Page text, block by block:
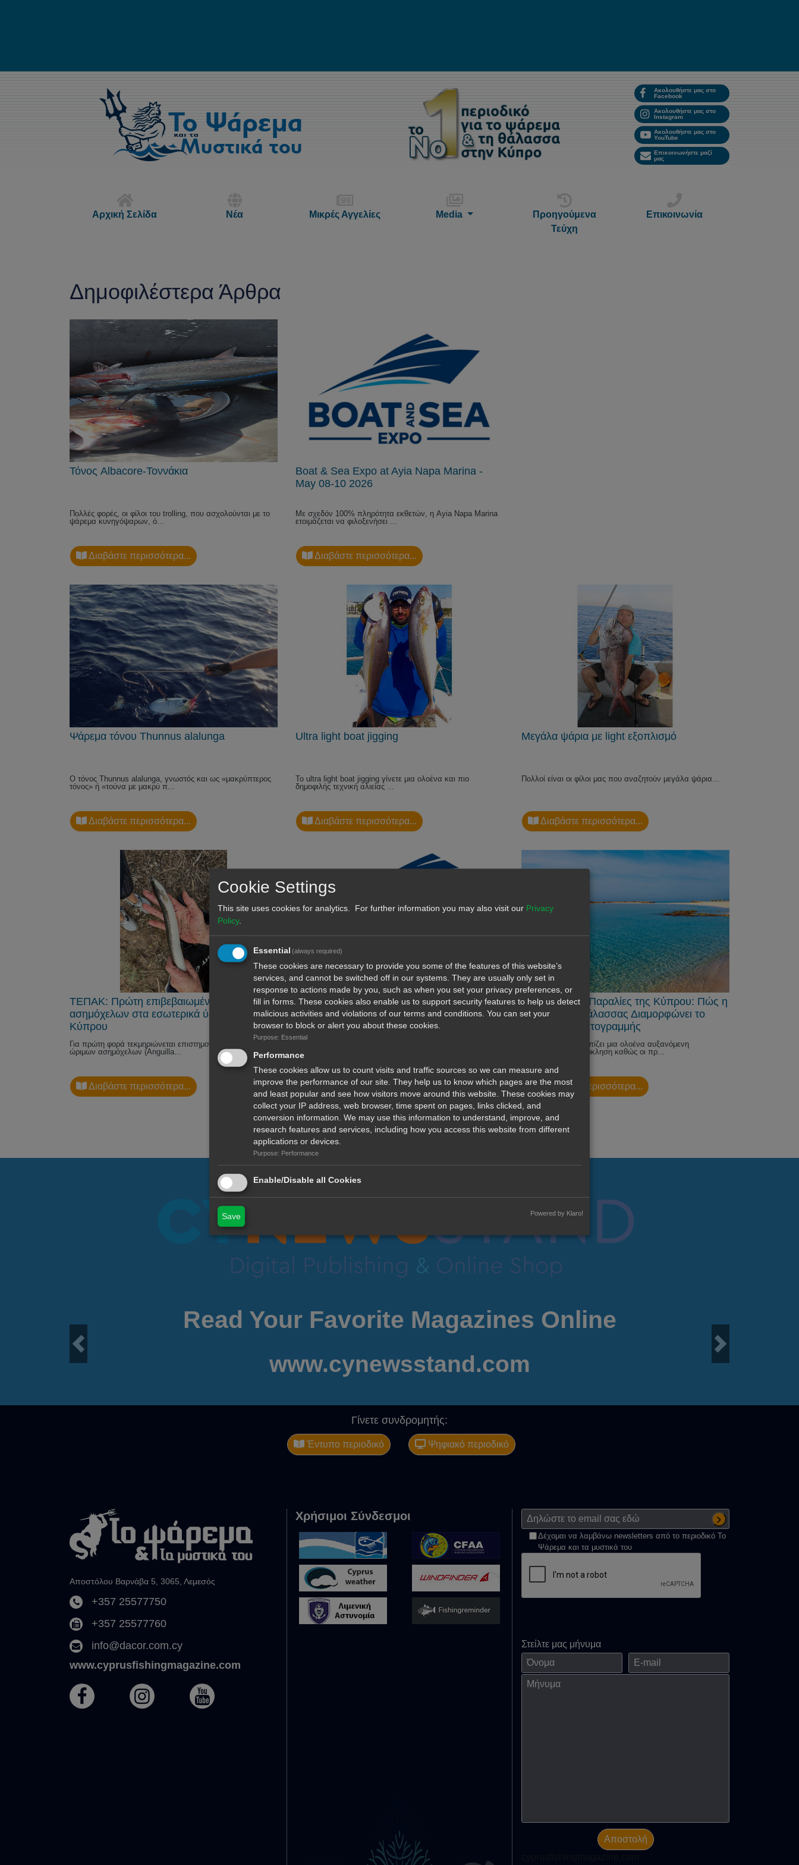
Ακολουθήστε μας στο
Facebook
Ακολουθήστε μας στο
Instagram
Ακολουθήστε μας στο
YouTube
Επικοινωνήστε μαζί
μας
Αρχική Σελίδα Νέα Μικρές Αγγελίες Media
Προηγούμενα
Τεύχη
Επικοινωνία
Δημοφιλέστερα Άρθρα
Τόνος Albacore-Τοννάκια
Πολλές φορές, οι φίλοι του trolling, που ασχολούνται με το
ψάρεμα κυνηγόψαρων, ό...
Διαβάστε περισσότερα...
Boat & Sea Expo at Ayia Napa Marina -
May 08-10 2026
Με σχεδόν 100% πληρότητα εκθετών, η Ayia Napa Marina
ετοιμάζεται να φιλοξενήσει ...
Διαβάστε περισσότερα...
Ψάρεμα τόνου Thunnus alalunga
Ο τόνος Thunnus alalunga, γνωστός και ως «μακρύπτερος
τόνος» ή «τούνα με μακρύ π...
Διαβάστε περισσότερα...
Ultra light boat jigging
Το ultra light boat jigging γίνετε μια ολοένα και πιο
δημοφιλής τεχνική αλιείας ...
Διαβάστε περισσότερα...
Μεγάλα ψάρια με light εξοπλισμό
Πολλοί είναι οι φίλοι μας που αναζητούν μεγάλα ψάρια...
Διαβάστε περισσότερα...
ΤΕΠΑΚ: Πρώτη επιβεβαιωμένη καταγραφή
ασημόχελων στα εσωτερικά ύδατα της
Κύπρου
Για πρώτη φορά τεκμηριώνεται επιστημονικά η παρουσία
ώριμων ασημόχελων (Anguilla...
Διαβάστε περισσότερα...
Boat & Sea Expo – Μαρίνα Αγίας Νάπας /
8-10 Μαΐου 2026
έκθεση αφιερωμένη σε σκάφη, ...
Διαβάστε περισσότερα...
Η Απειλή στις Παραλίες της Κύπρου: Πώς η
Άνοδος της Θάλασσας Διαμορφώνει το
Μέλλον της Ακτογραμμής
Η Κύπρος αντιμετωπίζει μια ολοένα αυξανόμενη
περιβαλλοντική πρόκληση καθώς οι πρ...
Διαβάστε περισσότερα...
«Previous
1 2 3 4 5 6 ... 24 »Next
Read Your Favorite Magazines Online
www.cynewsstand.com
Γίνετε συνδρομητής:
Έντυπο περιοδικό Ψηφιακό περιοδικό
Αποστόλου Βαρνάβα 5, 3065, Λεμεσός
+357 25577750
+357 25577760
info@dacor.com.cy
www.cyprusfishingmagazine.com
Χρήσιμοι Σύνδεσμοι
Δέχομαι να λαμβάνω newsletters από το περιοδικό Το
Ψάρεμα και τα μυστικά του
Στείλτε μας μήνυμα
Όνομα
E-mail
Μήνημα
Αποστολή
Cookie Settings
This site uses cookies for analytics. For further information you may also visit our Privacy
Policy.
Essential (always required)
These cookies are necessary to provide you some of the features of this website’s
services, and cannot be switched off in our systems. They are usually only set in
response to actions made by you, such as when you set your privacy preferences, or
fill in forms. These cookies also enable us to support security features to help us detect
malicious activities and violations of our terms and conditions. You can set your
browser to block or alert you about these cookies.
Purpose: Essential
Performance
These cookies allow us to count visits and traffic sources so we can measure and
improve the performance of our site. They help us to know which pages are the most
and least popular and see how visitors move around this website. These cookies may
collect your IP address, web browser, time spent on pages, links clicked, and
conversion information. We may use this information to understand, improve, and
research features and services, including how you access this website from different
applications or devices.
Purpose: Performance
Enable/Disable all Cookies
Save Powered by Klaro!